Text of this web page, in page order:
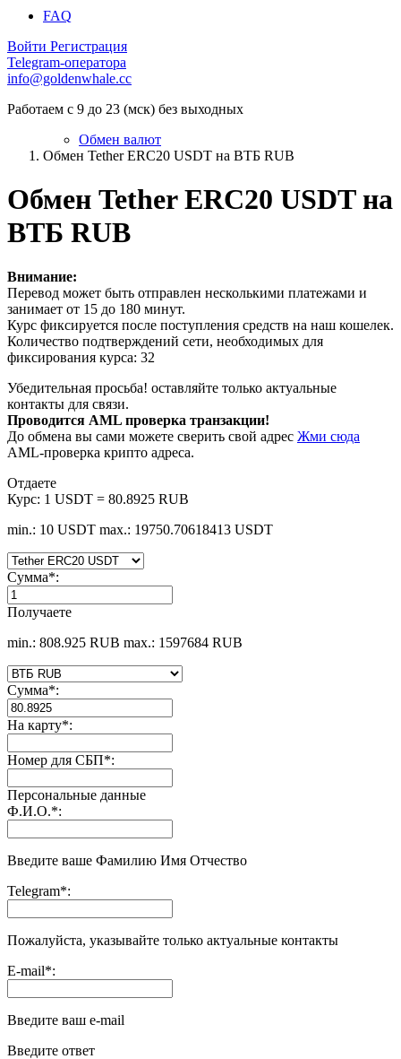
FAQ
Войти Регистрация
Telegram-оператора
info@goldenwhale.cc
Работаем с 9 до 23 (мск) без выходных
Обмен валют
Обмен Tether ERC20 USDT на ВТБ RUB
Обмен Tether ERC20 USDT на
ВТБ RUB
Внимание:
Перевод может быть отправлен несколькими платежами и
занимает от 15 до 180 минут.
Курс фиксируется после поступления средств на наш кошелек.
Количество подтверждений сети, необходимых для
фиксирования курса: 32
Убедительная просьба! оставляйте только актуальные
контакты для связи.
Проводится AML проверка транзакции!
До обмена вы сами можете сверить свой адрес Жми сюда
AML-проверка крипто адреса.
Отдаете
Курс: 1 USDT = 80.8925 RUB
min.: 10 USDT max.: 19750.70618413 USDT
Сумма*:
Получаете
min.: 808.925 RUB max.: 1597684 RUB
Сумма*:
На карту*:
Номер для СБП*:
Персональные данные
Ф.И.О.*:
Введите ваше Фамилию Имя Отчество
Telegram*:
Пожалуйста, указывайте только актуальные контакты
E-mail*:
Введите ваш e-mail
Введите ответ